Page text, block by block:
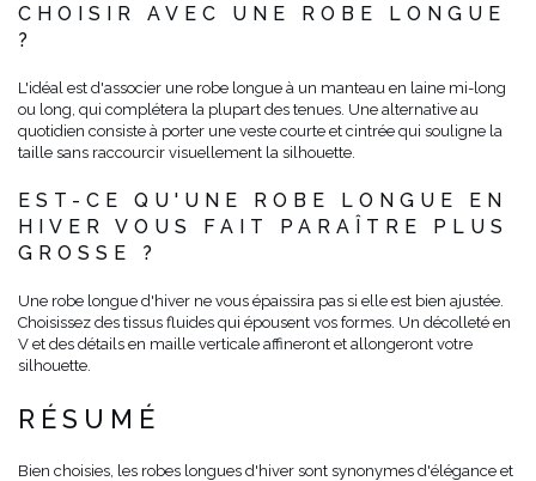
CHOISIR AVEC UNE ROBE LONGUE
?
L'idéal est d'associer une robe longue à un manteau en laine mi-long
ou long, qui complétera la plupart des tenues. Une alternative au
quotidien consiste à porter une veste courte et cintrée qui souligne la
taille sans raccourcir visuellement la silhouette.
EST-CE QU'UNE ROBE LONGUE EN
HIVER VOUS FAIT PARAÎTRE PLUS
GROSSE ?
Une robe longue d'hiver ne vous épaissira pas si elle est bien ajustée.
Choisissez des tissus fluides qui épousent vos formes. Un décolleté en
V et des détails en maille verticale affineront et allongeront votre
silhouette.
RÉSUMÉ
Bien choisies, les robes longues d'hiver sont synonymes d'élégance et